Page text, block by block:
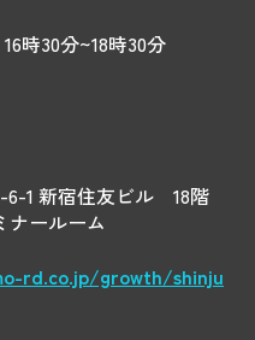
時30分~18時30分
6-1 新宿住友ビル 18階
ルーム
rd.co.jp/growth/shinju